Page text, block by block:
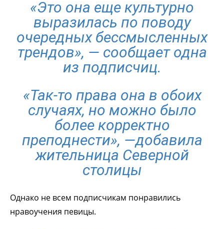
«Это она еще культурно
выразилась по поводу
очередных бессмысленных
трендов», — сообщает одна
из подписчиц.
«Так-то права она в обоих
случаях, но можно было
более корректно
преподнести», —добавила
жительница Северной
столицы
Однако не всем подписчикам понравились
нравоучения певицы.